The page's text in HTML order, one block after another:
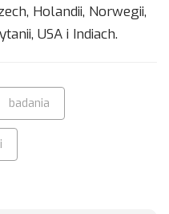
Holandii, Norwegii,
USA i Indiach.
badania